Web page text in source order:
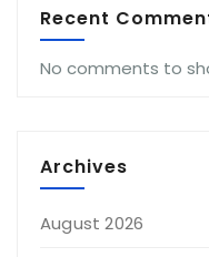
Recent
No comments to
Archives
August 2026